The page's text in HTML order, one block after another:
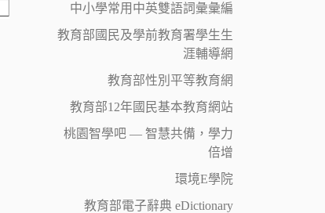
中小學常用中英雙語詞彙彙編
教育部國民及學前教育署學生生
涯輔導網
教育部性別平等教育網
教育部12年國民基本教育網站
桃園智學吧 — 智慧共備，學力
倍增
環境E學院
教育部電子辭典 eDictionary